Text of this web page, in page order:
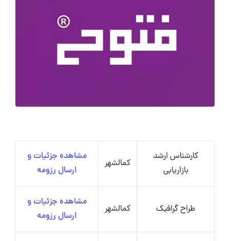
کارشناس ارشد
بازاریابی
کمالشهر
مشاهده جزئیات و
ارسال رزومه
طراح گرافیک کمالشهر
مشاهده جزئیات و
ارسال رزومه